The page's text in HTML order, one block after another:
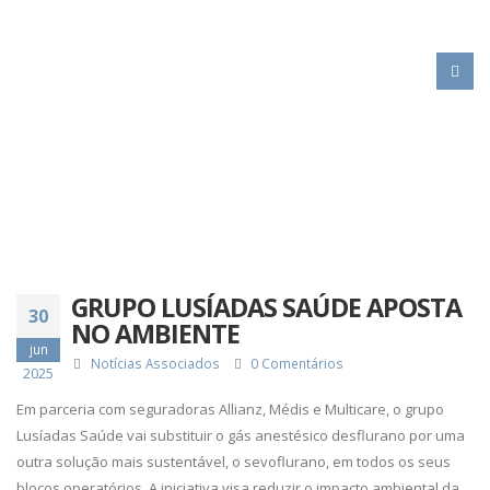
30
jun
2025
GRUPO LUSÍADAS SAÚDE APOSTA
NO AMBIENTE
Notícias Associados 0 Comentários
Em parceria com seguradoras Allianz, Médis e Multicare, o grupo
Lusíadas Saúde vai substituir o gás anestésico desflurano por uma
outra solução mais sustentável, o sevoflurano, em todos os seus